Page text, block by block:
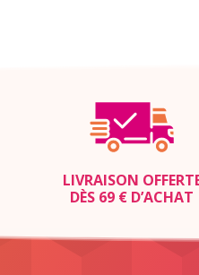
LIVRAISON
DÈS 69 € D’ACHAT